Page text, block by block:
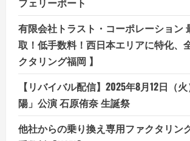
有限会社トラスト・コーポレーション
取！低手数料！西日本エリアに特化、
クタリング福岡 】
【リバイバル配信】2025年8月12日（
陽」公演 石原侑奈 生誕祭
他社からの乗り換え専用ファクタリン